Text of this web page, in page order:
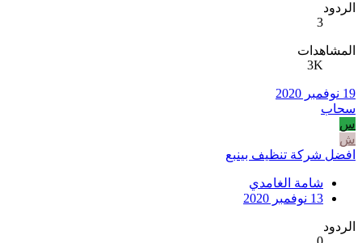
الردود
3
المشاهدات
3K
19 نوفمبر 2020
سحاب
س
ش
افضل شركة تنظيف بينبع
شامة الغامدي
13 نوفمبر 2020
الردود